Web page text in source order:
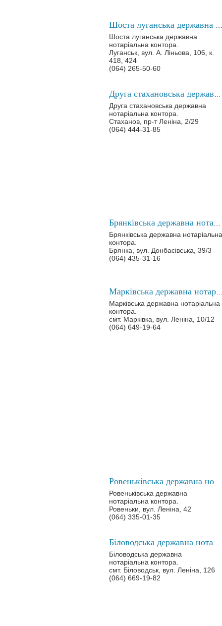
Шоста луганська державна
нотаріальна контора.
Луганськ, вул. А. Ліньова, 106, к.
418, 424
(064) 265-50-60
Друга стахановська державна
нотаріальна контора.
Стаханов, пр-т Леніна, 2/29
(064) 444-31-85
Брянківська державна нотаріальна
контора.
Брянка, вул. Донбасівська, 39/3
(064) 435-31-16
Марківська державна нотаріальна
контора.
смт. Марківка, вул. Леніна, 10/12
(064) 649-19-64
Ровеньківська державна
нотаріальна контора.
Ровеньки, вул. Леніна, 42
(064) 335-01-35
Біловодська державна
нотаріальна контора.
смт. Біловодськ, вул. Леніна, 126
(064) 669-19-82